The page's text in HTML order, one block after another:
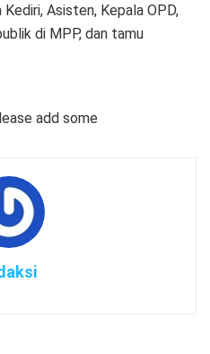
Asisten, Kepala OPD,
di MPP, dan tamu
add some